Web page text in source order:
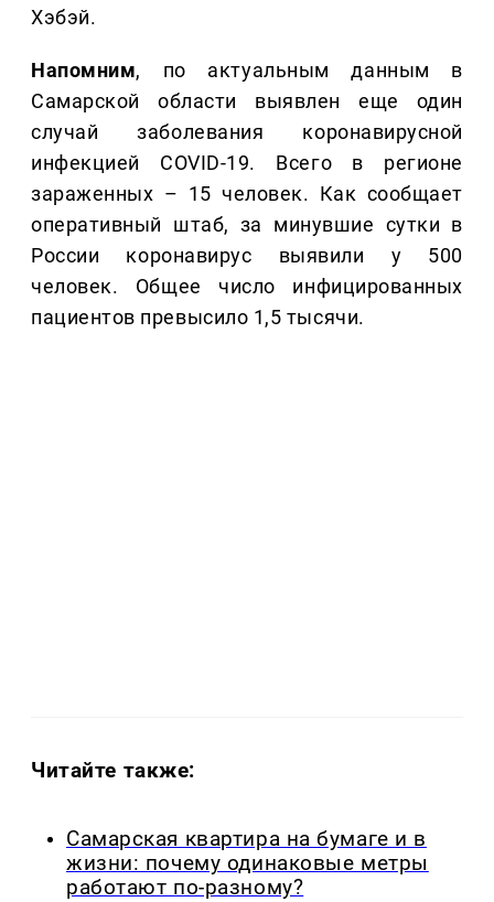
Хэбэй.
Напомним, по актуальным данным в
Самарской области выявлен еще один
случай заболевания коронавирусной
инфекцией COVID-19. Всего в регионе
зараженных – 15 человек. Как сообщает
оперативный штаб, за минувшие сутки в
России коронавирус выявили у 500
человек. Общее число инфицированных
пациентов превысило 1,5 тысячи.
Читайте также:
Самарская квартира на бумаге и в
жизни: почему одинаковые метры
работают по-разному?